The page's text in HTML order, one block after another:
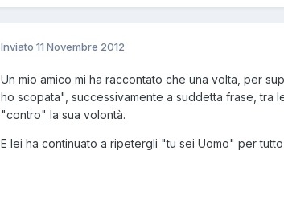
Inviato 11 Novembre 2012
Un mio amico mi ha raccontato che una volta, per
ho scopata", successivamente a suddetta frase, tra
"contro" la sua volontà.
E lei ha continuato a ripetergli "tu sei Uomo" per